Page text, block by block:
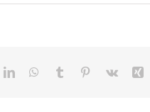
LinkedInWhatsApp
Tumblr Pinterest
Vk